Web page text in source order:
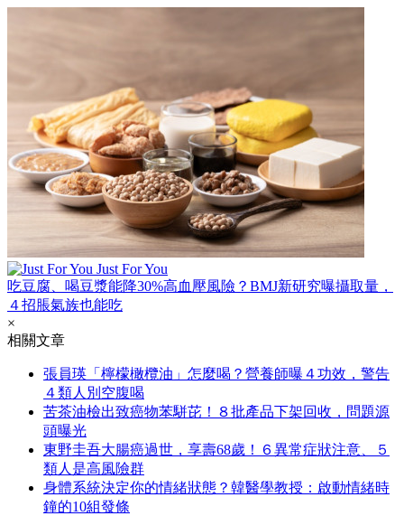
Just For You
吃豆腐、喝豆漿能降30%高血壓風險？BMJ新研究曝攝取量，
４招脹氣族也能吃
×
相關文章
張員瑛「檸檬橄欖油」怎麼喝？營養師曝４功效，警告
４類人別空腹喝
苦茶油檢出致癌物苯駢芘！８批產品下架回收，問題源
頭曝光
東野圭吾大腸癌過世，享壽68歲！６異常症狀注意、５
類人是高風險群
身體系統決定你的情緒狀態？韓醫學教授：啟動情緒時
鐘的10組發條